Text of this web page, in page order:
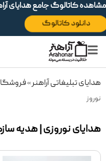
مشاهده کاتالوگ جامع هدایای آراهنر
دانلود کاتالوگ
هدایای تبلیغاتی آراهنر»
نوروز
هدایای نوروزی | هدیه